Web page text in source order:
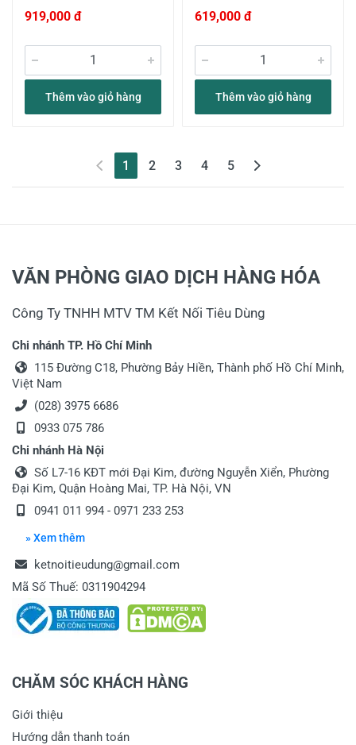
919,000 đ
Thêm vào giỏ hàng
619,000 đ
Thêm vào giỏ hàng
1 (current)
2 3 4 5
VĂN PHÒNG GIAO DỊCH HÀNG HÓA
Công Ty TNHH MTV TM Kết Nối Tiêu Dùng
Chi nhánh TP. Hồ Chí Minh
115 Đường C18, Phường Bảy Hiền, Thành phố Hồ Chí Minh,
Việt Nam
(028) 3975 6686
0933 075 786
Chi nhánh Hà Nội
Số L7-16 KĐT mới Đại Kim, đường Nguyễn Xiển, Phường
Đại Kim, Quận Hoàng Mai, TP. Hà Nội, VN
0941 011 994 - 0971 233 253
» Xem thêm
ketnoitieudung@gmail.com
Mã Số Thuế: 0311904294
CHĂM SÓC KHÁCH HÀNG
Giới thiệu
Hướng dẫn thanh toán